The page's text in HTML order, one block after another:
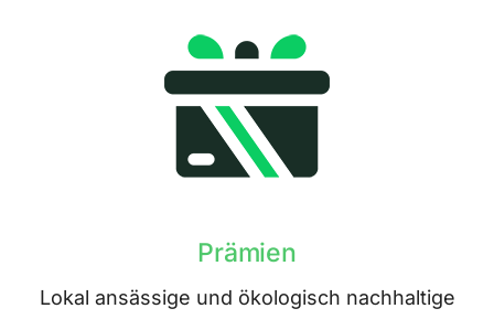
Prämien
Lokal ansässige und ökologisch nachhaltige